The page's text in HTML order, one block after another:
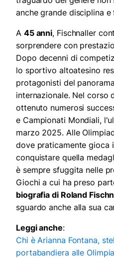
anche grande disciplina
A 45 anni, Fischnaller
sorprendere con
Dopo decenni di
lo sportivo altoatesino
protagonisti del
internazionale. Nel corso
ottenuto numerosi
e Campionati Mondiali,
marzo 2025. Alle
dove praticamente gioca
conquistare quella
è sempre sfuggita nelle
Giochi a cui ha preso
biografia di Roland
sguardo anche alla sua
Leggi anche:
Chi è Arianna Fontana,
portabandiera alle